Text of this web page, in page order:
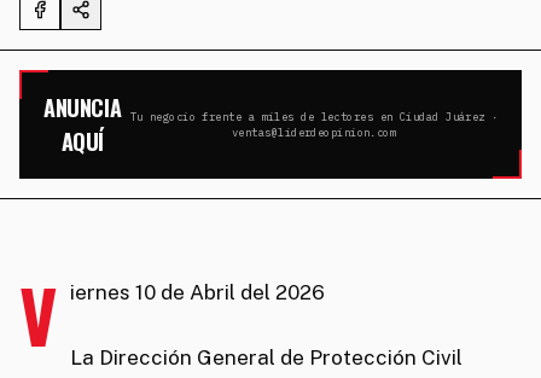
ANUNCIA
AQUÍ
Tu negocio frente a miles de lectores en Ciudad Juárez ·
ventas@liderdeopinion.com
V iernes 10 de Abril del 2026
La Dirección General de Protección Civil